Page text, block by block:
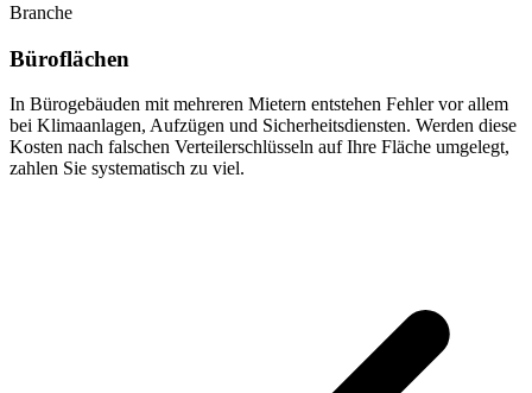
Branche
Büroflächen
In Bürogebäuden mit mehreren Mietern entstehen Fehler vor allem
bei Klimaanlagen, Aufzügen und Sicherheitsdiensten. Werden diese
Kosten nach falschen Verteilerschlüsseln auf Ihre Fläche umgelegt,
zahlen Sie systematisch zu viel.